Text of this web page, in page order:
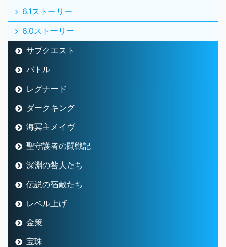
6.1ストーリー
6.0ストーリー
サブクエスト
バトル
レグナード
ダークキング
海冥主メイヴ
聖守護者の闘戦記
深淵の咎人たち
伝説の宿敵たち
レベル上げ
金策
宝珠